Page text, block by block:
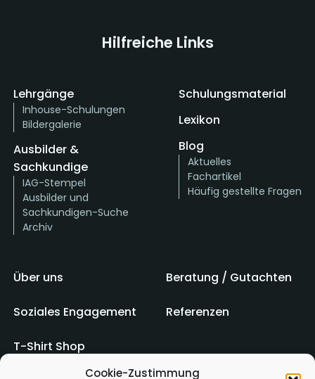
Cookie-Zustimmung
Hilfreiche Links
Lehrgänge
Inhouse-Schulungen
Bildergalerie
Ausbilder &
Sachkundige
IAG-Stempel
Ausbilder und
Sachkundigen-Suche
Archiv
Schulungsmaterial
Lexikon
Blog
Aktuelles
Fachartikel
Häufig gestellte Fragen
Über uns Beratung / Gutachten
Soziales Engagement Referenzen
T-Shirt Shop